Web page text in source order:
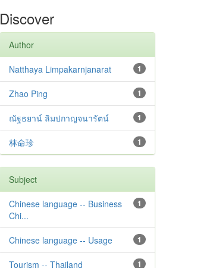
Discover
Author
1
Natthaya Limpakarnjanarat
1
Zhao Ping
1
ณัฐธยาน์ ลิมปกาญจนารัตน์
1
林命珍
Subject
1
Chinese language -- Business
Chi...
1
Chinese language -- Usage
1
Tourism -- Thailand